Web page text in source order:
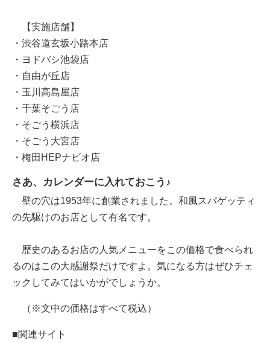
【実施店舗】
・渋谷道玄坂小路本店
・ヨドバシ池袋店
・自由が丘店
・玉川高島屋店
・千葉そごう店
・そごう横浜店
・そごう大宮店
・梅田HEPナビオ店
さあ、カレンダーに入れておこう♪
壁の穴は1953年に創業されました。和風スパゲッティ
の先駆けのお店として有名です。
歴史のあるお店の人気メニューをこの価格で食べられ
るのはこの大感謝祭だけですよ。気になる方はぜひチェ
ックしてみてはいかがでしょうか。
（※文中の価格はすべて税込）
■関連サイト